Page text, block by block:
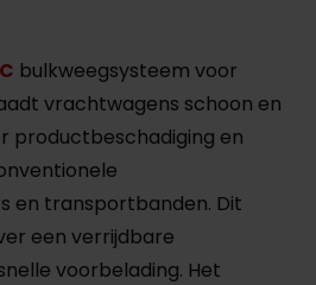
bulkweegsysteem voor
vrachtwagens schoon en
productbeschadiging en
en transportbanden. Dit
een verrijdbare
voorbelading. Het